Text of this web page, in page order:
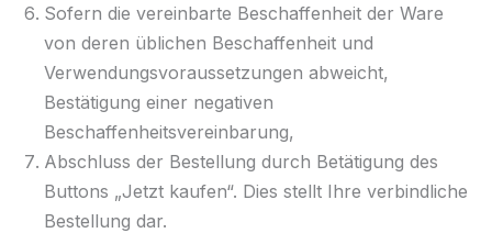
Sofern die vereinbarte Beschaffenheit der Ware
von deren üblichen Beschaffenheit und
Verwendungsvoraussetzungen abweicht,
Bestätigung einer negativen
Beschaffenheitsvereinbarung,
Abschluss der Bestellung durch Betätigung des
Buttons „Jetzt kaufen“. Dies stellt Ihre verbindliche
Bestellung dar.